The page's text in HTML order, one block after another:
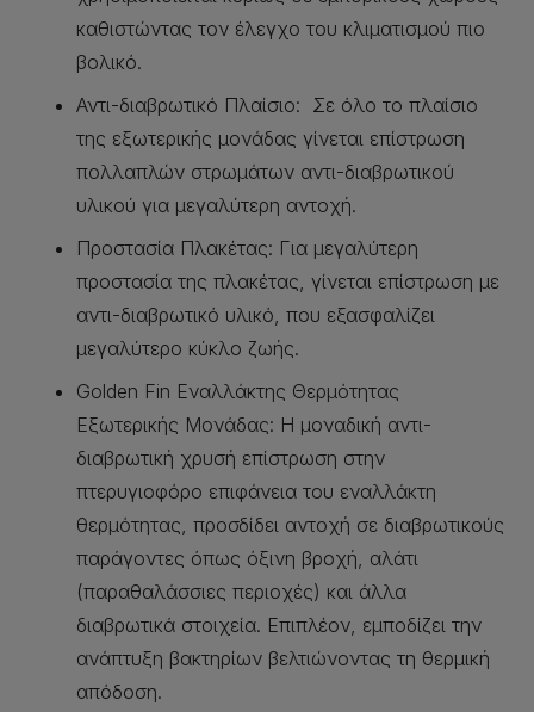
καθιστώντας τον έλεγχο του κλιματισμού πιο
βολικό.
Αντι-διαβρωτικό Πλαίσιο: Σε όλο το πλαίσιο
της εξωτερικής μονάδας γίνεται επίστρωση
πολλαπλών στρωμάτων αντι-διαβρωτικού
υλικού για μεγαλύτερη αντοχή.
Προστασία Πλακέτας: Για μεγαλύτερη
προστασία της πλακέτας, γίνεται επίστρωση με
αντι-διαβρωτικό υλικό, που εξασφαλίζει
μεγαλύτερο κύκλο ζωής.
Golden Fin Εναλλάκτης Θερμότητας
Εξωτερικής Μονάδας: Η μοναδική αντι-
διαβρωτική χρυσή επίστρωση στην
πτερυγιοφόρο επιφάνεια του εναλλάκτη
θερμότητας, προσδίδει αντοχή σε διαβρωτικούς
παράγοντες όπως όξινη βροχή, αλάτι
(παραθαλάσσιες περιοχές) και άλλα
διαβρωτικά στοιχεία. Επιπλέον, εμποδίζει την
ανάπτυξη βακτηρίων βελτιώνοντας τη θερμική
απόδοση.